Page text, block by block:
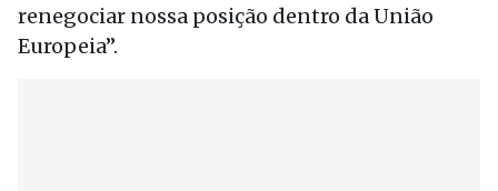
renegociar nossa posição dentro da União
Europeia”.